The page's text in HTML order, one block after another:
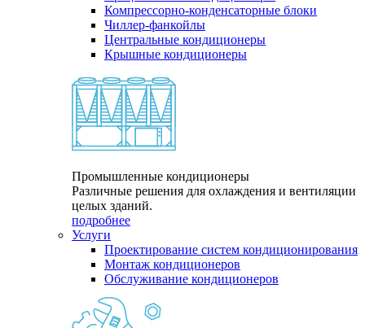
Компрессорно-конденсаторные блоки
Чиллер-фанкойлы
Центральные кондиционеры
Крышные кондиционеры
Промышленные кондиционеры
Различные решения для охлаждения и вентиляции
целых зданий.
подробнее
Услуги
Проектирование систем кондиционирования
Монтаж кондиционеров
Обслуживание кондиционеров